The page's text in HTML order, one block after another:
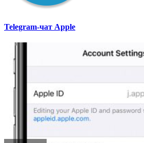
Telegram-чат Apple